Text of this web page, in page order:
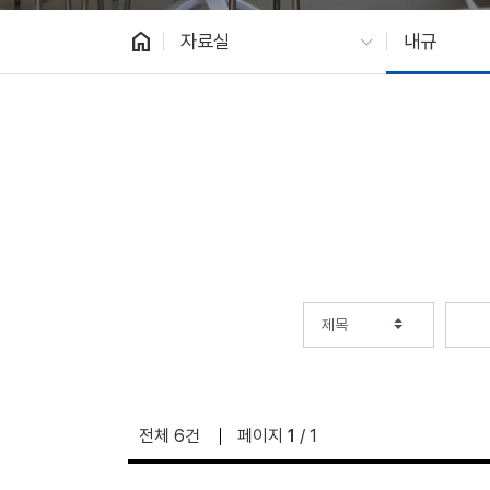
home 자료실 내규
전체 6건 페이지 1 / 1